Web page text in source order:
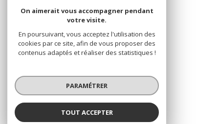
On aimerait vous accompagner pendant
votre visite.
En poursuivant, vous acceptez l'utilisation des
cookies par ce site, afin de vous proposer des
contenus adaptés et réaliser des statistiques !
PARAMÉTRER
TOUT ACCEPTER